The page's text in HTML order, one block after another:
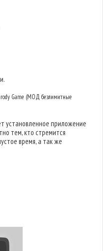
Game (МОД безлимитные
установленное приложение
тем, кто стремится
время, а так же